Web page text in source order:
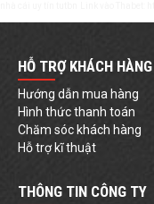
HỖ TRỢ KHÁCH HÀNG
Hướng dẫn mua hàng
Hình thức thanh toán
Chăm sóc khách hàng
Hỗ trợ kĩ thuật
THÔNG TIN CÔNG TY